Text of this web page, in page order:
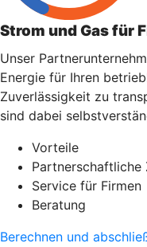
Strom und Gas für
Unser
Energie für Ihren
Zuverlässigkeit zu
sind dabei
Vorteile
Partnerschaftliche
Service für Firmen
Beratung
Berechnen und